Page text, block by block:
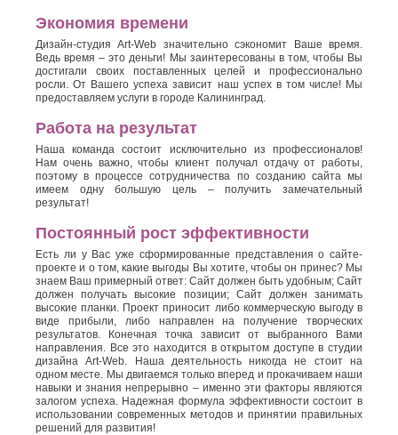
Экономия времени
Дизайн-студия Art-Web значительно сэкономит Ваше время.
Ведь время – это деньги! Мы заинтересованы в том, чтобы Вы
достигали своих поставленных целей и профессионально
росли. От Вашего успеха зависит наш успех в том числе! Мы
предоставляем услуги в городе Калининград.
Работа на результат
Наша команда состоит исключительно из профессионалов!
Нам очень важно, чтобы клиент получал отдачу от работы,
поэтому в процессе сотрудничества по созданию сайта мы
имеем одну большую цель – получить замечательный
результат!
Постоянный рост эффективности
Есть ли у Вас уже сформированные представления о сайте-
проекте и о том, какие выгоды Вы хотите, чтобы он принес? Мы
знаем Ваш примерный ответ: Сайт должен быть удобным; Сайт
должен получать высокие позиции; Сайт должен занимать
высокие планки. Проект приносит либо коммерческую выгоду в
виде прибыли, либо направлен на получение творческих
результатов. Конечная точка зависит от выбранного Вами
направления. Все это находится в открытом доступе в студии
дизайна Art-Web. Наша деятельность никогда не стоит на
одном месте. Мы двигаемся только вперед и прокачиваем наши
навыки и знания непрерывно – именно эти факторы являются
залогом успеха. Надежная формула эффективности состоит в
использовании современных методов и принятии правильных
решений для развития!